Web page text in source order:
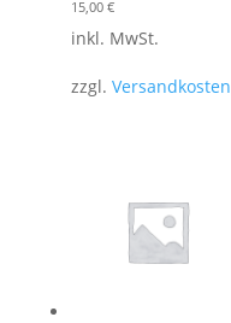
15,00 €
inkl. MwSt.
zzgl. Versandkosten